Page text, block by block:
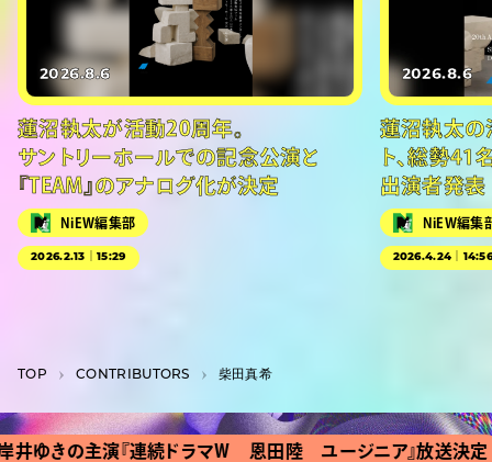
2026.8.6
蓮沼執太が活動20周年。
サントリーホールでの記念公演と
『TEAM』のアナログ化が決定
NiEW編集部
2026.2.13｜15:29
2026.8.6
蓮沼執太の
ト、総勢41
出演者発表
NiEW編集
2026.4.24｜
TOP C­O­N­T­R­I­B­U­T­O­R­S 柴田真希
の主演『連続ドラマＷ 恩田陸 ユージニア』放送決定 『